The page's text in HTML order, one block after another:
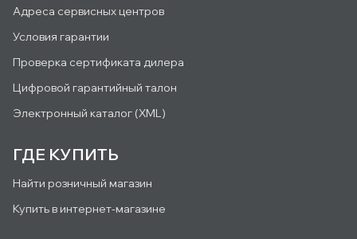
Адреса сервисных центров
Условия гарантии
Проверка сертификата дилера
Цифровой гарантийный талон
Электронный каталог (XML)
ГДЕ КУПИТЬ
Найти розничный магазин
Купить в интернет-магазине